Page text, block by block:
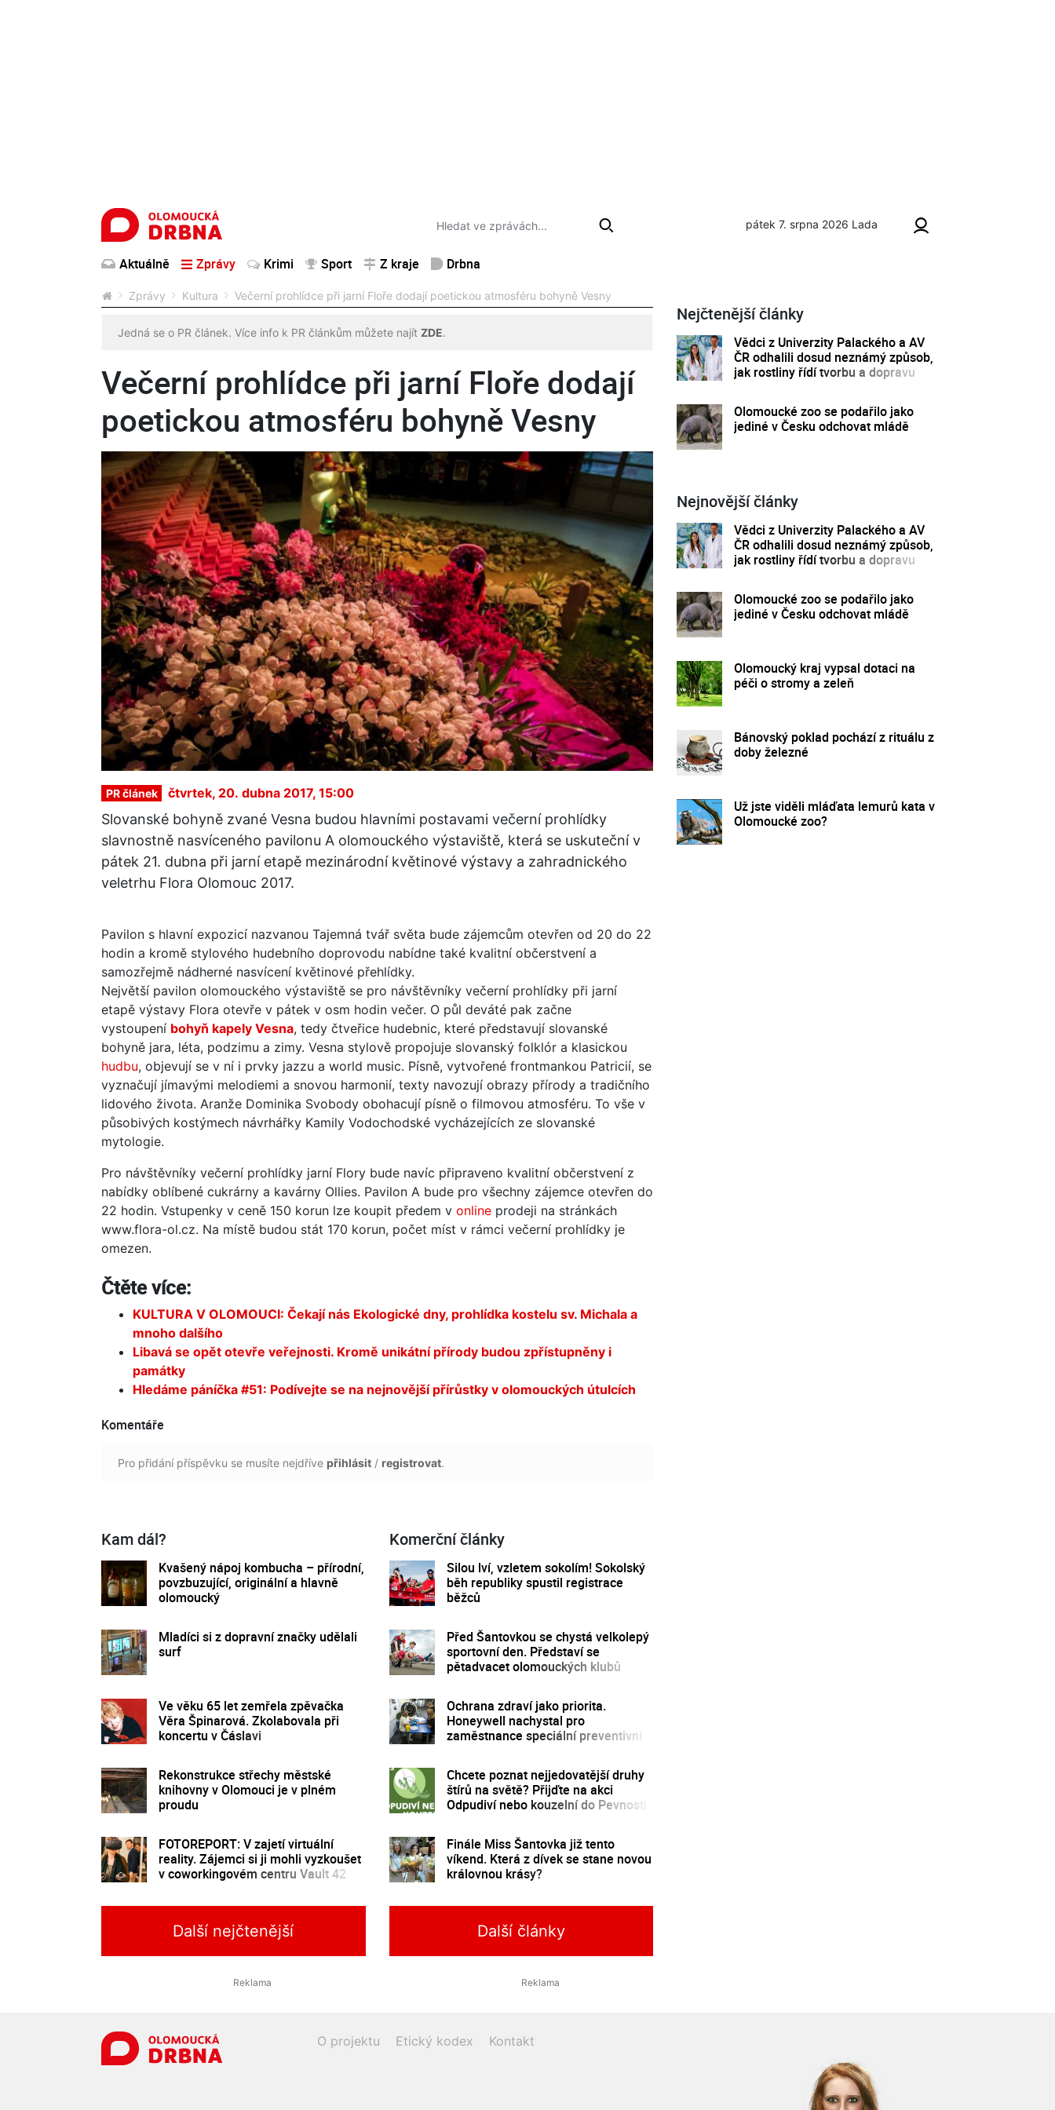
pátek 7. srpna 2026 Lada
Aktuálně Zprávy Krimi Sport Z kraje Drbna
Zprávy Kultura Večerní prohlídce při jarní Floře dodají poetickou atmosféru bohyně Vesny
Jedná se o PR článek. Více info k PR článkům můžete najít ZDE.
Večerní prohlídce při jarní Floře dodají
poetickou atmosféru bohyně Vesny
PR článek čtvrtek, 20. dubna 2017, 15:00
Slovanské bohyně zvané Vesna budou hlavními postavami večerní prohlídky
slavnostně nasvíceného pavilonu A olomouckého výstaviště, která se uskuteční v
pátek 21. dubna při jarní etapě mezinárodní květinové výstavy a zahradnického
veletrhu Flora Olomouc 2017.
Pavilon s hlavní expozicí nazvanou Tajemná tvář světa bude zájemcům otevřen od 20 do 22
hodin a kromě stylového hudebního doprovodu nabídne také kvalitní občerstvení a
samozřejmě nádherné nasvícení květinové přehlídky.
Největší pavilon olomouckého výstaviště se pro návštěvníky večerní prohlídky při jarní
etapě výstavy Flora otevře v pátek v osm hodin večer. O půl deváté pak začne
vystoupení bohyň kapely Vesna, tedy čtveřice hudebnic, které představují slovanské
bohyně jara, léta, podzimu a zimy. Vesna stylově propojuje slovanský folklór a klasickou
hudbu, objevují se v ní i prvky jazzu a world music. Písně, vytvořené frontmankou Patricií, se
vyznačují jímavými melodiemi a snovou harmonií, texty navozují obrazy přírody a tradičního
lidového života. Aranže Dominika Svobody obohacují písně o filmovou atmosféru. To vše v
působivých kostýmech návrhářky Kamily Vodochodské vycházejících ze slovanské
mytologie.
Pro návštěvníky večerní prohlídky jarní Flory bude navíc připraveno kvalitní občerstvení z
nabídky oblíbené cukrárny a kavárny Ollies. Pavilon A bude pro všechny zájemce otevřen do
22 hodin. Vstupenky v ceně 150 korun lze koupit předem v online prodeji na stránkách
www.flora-ol.cz. Na místě budou stát 170 korun, počet míst v rámci večerní prohlídky je
omezen.
Čtěte více:
KULTURA V OLOMOUCI: Čekají nás Ekologické dny, prohlídka kostelu sv. Michala a
mnoho dalšího
Libavá se opět otevře veřejnosti. Kromě unikátní přírody budou zpřístupněny i
památky
Hledáme páníčka #51: Podívejte se na nejnovější přírůstky v olomouckých útulcích
Komentáře
Pro přidání příspěvku se musíte nejdříve přihlásit / registrovat.
Kam dál?
Kvašený nápoj kombucha – přírodní,
povzbuzující, originální a hlavně
olomoucký
Mladíci si z dopravní značky udělali
surf
Ve věku 65 let zemřela zpěvačka
Věra Špinarová. Zkolabovala při
koncertu v Čáslavi
Rekonstrukce střechy městské
knihovny v Olomouci je v plném
proudu
FOTOREPORT: V zajetí virtuální
reality. Zájemci si ji mohli vyzkoušet
v coworkingovém centru Vault 42
Komerční články
Silou lví, vzletem sokolím! Sokolský
běh republiky spustil registrace
běžců
Před Šantovkou se chystá velkolepý
sportovní den. Představí se
pětadvacet olomouckých klubů
Ochrana zdraví jako priorita.
Honeywell nachystal pro
zaměstnance speciální preventivní
Chcete poznat nejjedovatější druhy
štírů na světě? Přijďte na akci
Odpudiví nebo kouzelní do Pevnosti
Finále Miss Šantovka již tento
víkend. Která z dívek se stane novou
královnou krásy?
Další nejčtenější Další články
Nejčtenější články
Vědci z Univerzity Palackého a AV
ČR odhalili dosud neznámý způsob,
jak rostliny řídí tvorbu a dopravu
Olomoucké zoo se podařilo jako
jediné v Česku odchovat mládě
Nejnovější články
Vědci z Univerzity Palackého a AV
ČR odhalili dosud neznámý způsob,
jak rostliny řídí tvorbu a dopravu
Olomoucké zoo se podařilo jako
jediné v Česku odchovat mládě
Olomoucký kraj vypsal dotaci na
péči o stromy a zeleň
Bánovský poklad pochází z rituálu z
doby železné
Už jste viděli mláďata lemurů kata v
Olomoucké zoo?
O projektu Etický kodex Kontakt